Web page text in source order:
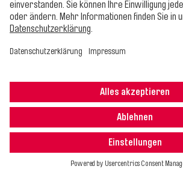
AGB Cookie-
Barrierefreiheit
Alle Rechte vorbehalten. © 2025 Erfurter